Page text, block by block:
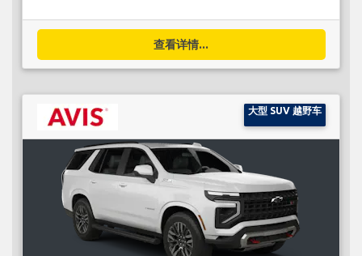
查看详情...
大型 SUV 越野车